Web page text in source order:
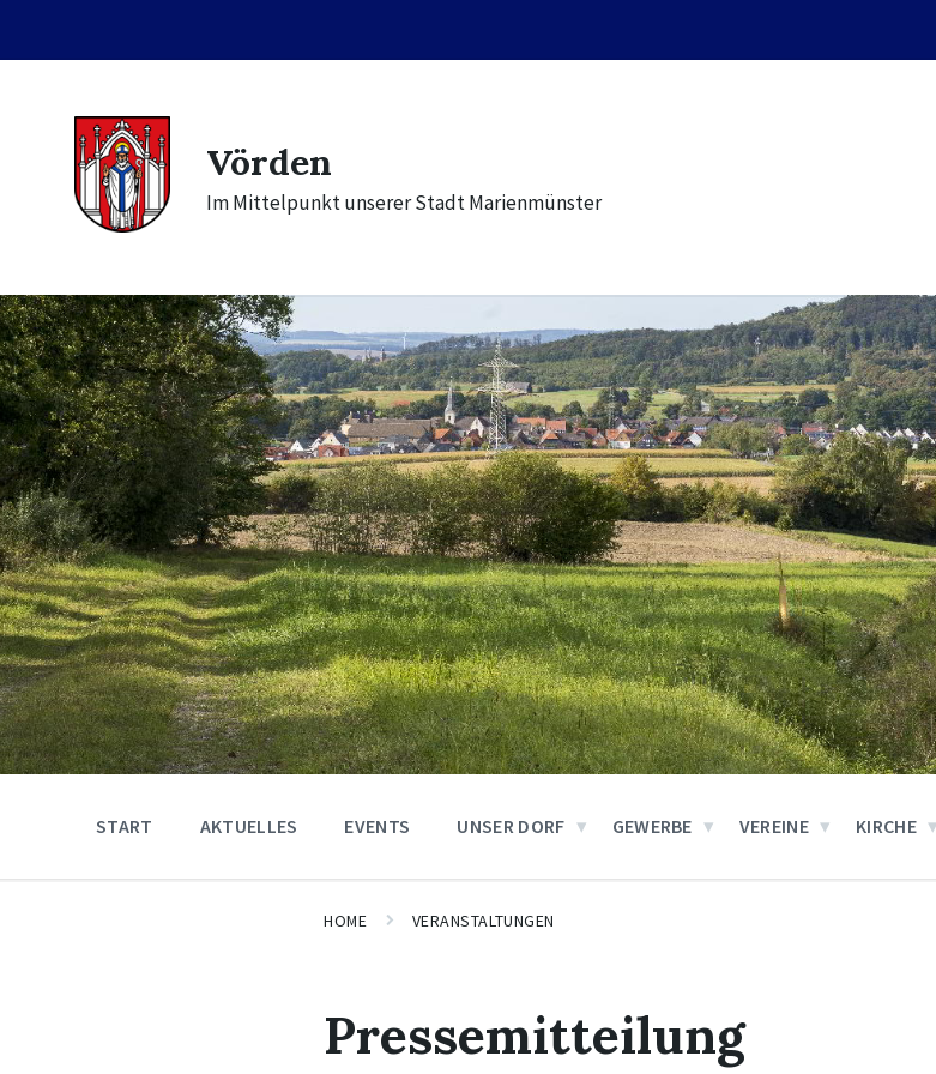
content
main
footer
Vörden
Im Mittelpunkt unserer Stadt Marienmünster
START AKTUELLES EVENTS UNSER DORF GEWERBE VEREINE KIRCHE
HOME VERANSTALTUNGEN
Pressemitteilung